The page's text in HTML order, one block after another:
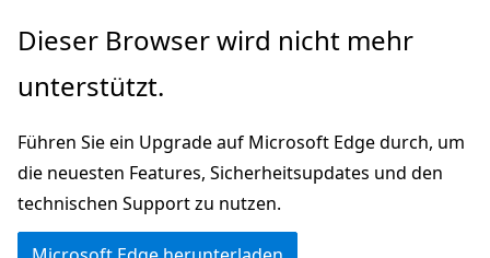
Zu
wechseln
Dieser Browser wird nicht mehr
unterstützt.
Führen Sie ein Upgrade auf Microsoft Edge durch, um
die neuesten Features, Sicherheitsupdates und den
technischen Support zu nutzen.